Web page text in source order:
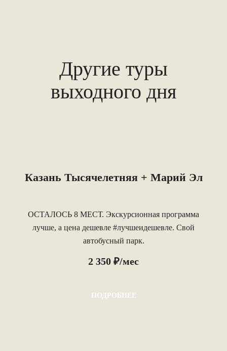
Другие туры
выходного дня
Казань Тысячелетняя + Марий Эл
ОСТАЛОСЬ 8 МЕСТ. Экскурсионная программа
лучше, а цена дешевле #лучшеидешевле. Свой
автобусный парк.
2 350 ₽/мес
ПОДРОБНЕЕ